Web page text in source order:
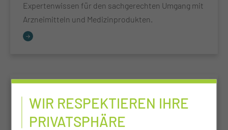
Expertenwissen für den sachgerechten Umgang mit
Arzneimitteln und Medizinprodukten.
Neue Kompetenz für Notfallsanitäter:innen:
Schmerzmittelgabe nach BtMG
WIR RESPEKTIEREN IHRE
PRIVATSPHÄRE